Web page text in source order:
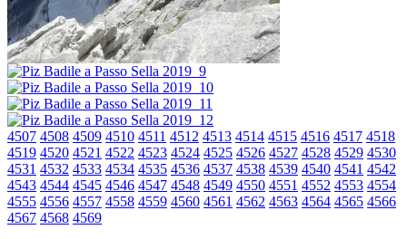
4507 4508 4509 4510 4511 4512 4513 4514 4515 4516 4517 4518
4519 4520 4521 4522 4523 4524 4525 4526 4527 4528 4529 4530
4531 4532 4533 4534 4535 4536 4537 4538 4539 4540 4541 4542
4543 4544 4545 4546 4547 4548 4549 4550 4551 4552 4553 4554
4555 4556 4557 4558 4559 4560 4561 4562 4563 4564 4565 4566
4567 4568 4569